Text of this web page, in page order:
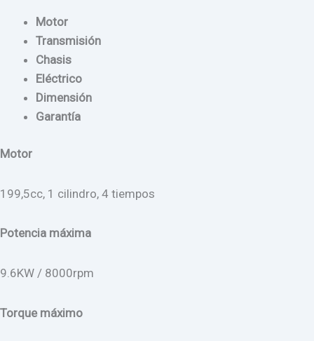
Motor
Transmisión
Chasis
Eléctrico
Dimensión
Garantía
Motor
199,5cc, 1 cilindro, 4 tiempos
Potencia máxima
9.6KW / 8000rpm
Torque máximo